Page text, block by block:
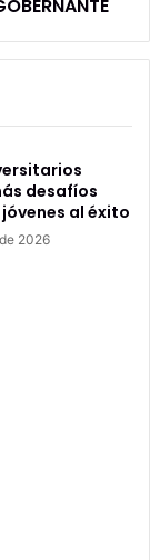
desafíos
al éxito
2026